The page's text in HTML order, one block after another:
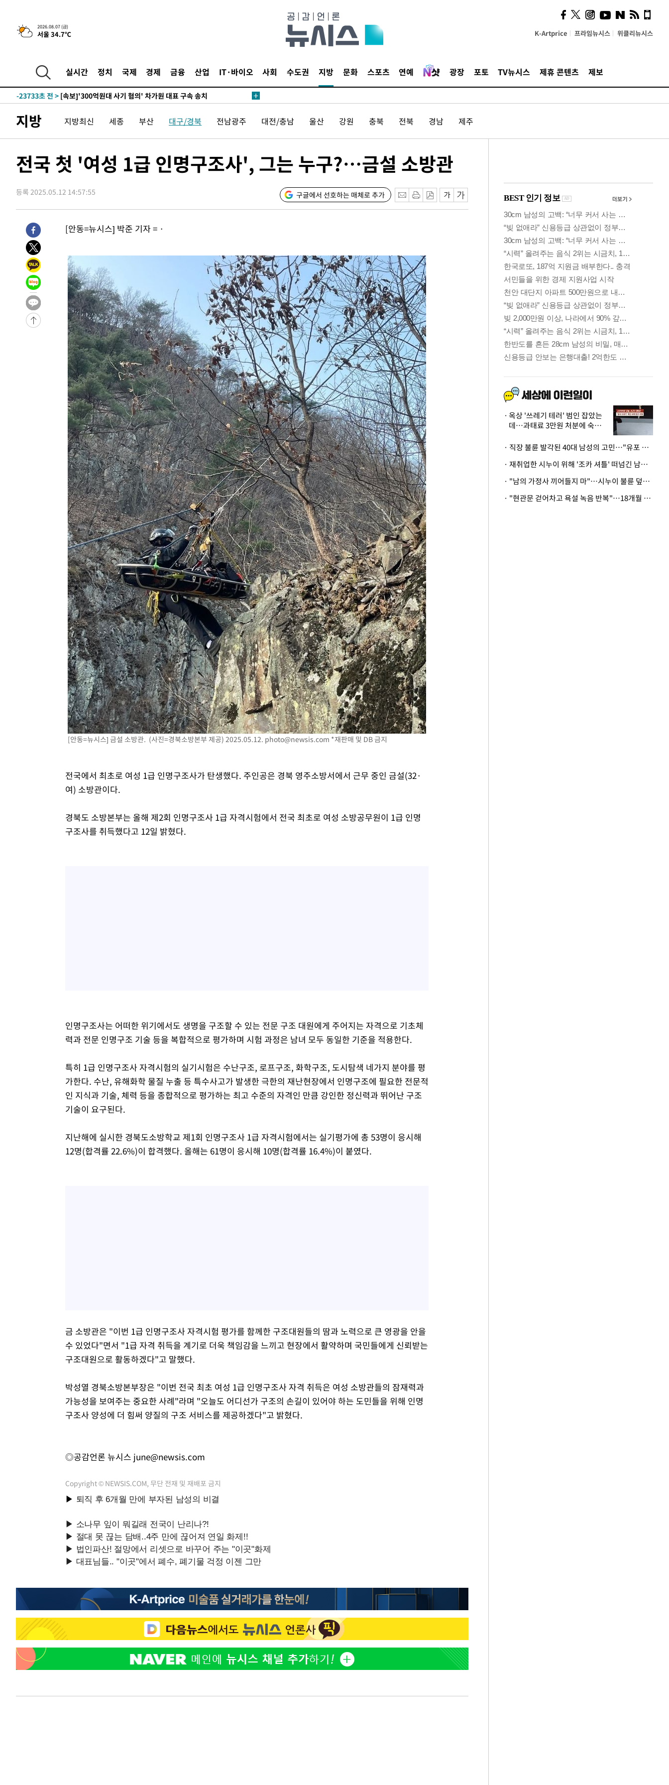
2026.08.07 (금)
서울 34.7℃ K-Artprice 프라임뉴시스 위클리뉴시스
실시간 정치 국제 경제 금융 산업 IT·바이오 사회 수도권 지방 문화 스포츠 연예 광장 포토 TV뉴시스 제휴 콘텐츠 제보
-6819초 전 >[속보] 뉴욕증시, 일제 하락 마감…나스닥 0.06%↓
-30857초 전 >[속보] 7월 중국 수출 23.9%↑ 수입 27.5%↑…무역총액
-27883초 전 >
[속보]종합특검, '관저이전 봐주기 감사' 유병호 구속기소
-24483초 전 >
-23733초 전 > [속보]'300억원대 사기 혐의' 차가원 대표 구속 송치
-21440초 전 >
[속보]경찰·노동부, HL만도 평택사업장 끼임 사망 관련 압수수색
-21321초 전 >[속보]합수본, '투표율 허위 입력' 중앙·서울·경기도 선관위 등 9곳
-20872초 전 >[속보]삼성전자·SK하이닉스 동반 강보합…1%대 상승 출발
-20826초 전 >[속보]코스피, 6300선 재탈환…1.09% 오른 6365.07 개장
-17991초 전 >시리아 다마스쿠스 교외에서 미니버스 폭발.. 14명 부상, 3명은 중
-17289초 전 >
-12253초 전 >
이란, 호르무즈서 "적국 목표물들"과 대치로 남부 케슘섬에서 두차
례 큰 폭발음
-10968초 전 >
발효
-9119초 전 >
[속보]트럼프, 美 원정출산 금지 행정명령 서명
-6819초 전 >
[속보] 뉴욕증시, 일제 하락 마감…나스닥 0.06%↓
-30857초 전 >
[속보] 7월 중국 수출 23.9%↑ 수입 27.5%↑…무역총액
25.3%↑
-28017초 전 >
[속보]'채상병 순직 책임' 임성근, 항소심도 징역 3년
-27883초 전 >
[속보]종합특검, '관저이전 봐주기 감사' 유병호 구속기소
민주 콩고 에볼라환자 4천명 돌파, 4053명 발생 1850명 사망
[속보]'300억원대 사기 혐의' 차가원 대표 구속 송치
"미 전국적 살모네라 식중독 원인은 멕시코산 할라피뇨"-- CDC
[속보]경찰·노동부, HL만도 평택사업장 끼임 사망 관련 압수수색
[속보]합수본, '투표율 허위 입력' 중앙·서울·경기도 선관위 등 9곳
[속보]원·달러 환율, 오전 9시 1423.8원
[속보]삼성전자·SK하이닉스 동반 강보합…1%대 상승 출발
[속보]코스닥, 5.95포인트(0.74%) 상승한 807.62개장
[속보]코스피, 6300선 재탈환…1.09% 오른 6365.07 개장
시리아 다마스쿠스 교외에서 미니버스 폭발.. 14명 부상, 3명은 중
입추에도 극한더위…서울 낮 39도 '폭염중대경보'
이란, 호르무즈서 "적국 목표물들"과 대치로 남부 케슘섬에서 두차
[속보]美, 폴리실리콘 수입 규제…파생제품 15% 관세, 120일 후
[속보]트럼프, 美 원정출산 금지 행정명령 서명
[속보] 뉴욕증시, 일제 하락 마감…나스닥 0.06%↓
지방 지방최신 세종 부산 대구/경북 전남광주 대전/충남 울산 강원 충북 전북 경남 제주
전국 첫 '여성 1급 인명구조사', 그는 누구?…금설 소방관
등록 2025.05.12 14:57:55 구글에서 선호하는 매체로 추가
[안동=뉴시스] 박준 기자 = ·
[안동=뉴시스] 금설 소방관. (사진=경북소방본부 제공) 2025.05.12. photo@newsis.com *재판매 및 DB 금지
전국에서 최초로 여성 1급 인명구조사가 탄생했다. 주인공은 경북 영주소방서에서 근무 중인 금설(32·
여) 소방관이다.
경북도 소방본부는 올해 제2회 인명구조사 1급 자격시험에서 전국 최초로 여성 소방공무원이 1급 인명
구조사를 취득했다고 12일 밝혔다.
인명구조사는 어떠한 위기에서도 생명을 구조할 수 있는 전문 구조 대원에게 주어지는 자격으로 기초체
력과 전문 인명구조 기술 등을 복합적으로 평가하며 시험 과정은 남녀 모두 동일한 기준을 적용한다.
특히 1급 인명구조사 자격시험의 실기시험은 수난구조, 로프구조, 화학구조, 도시탐색 네가지 분야를 평
가한다. 수난, 유해화학 물질 누출 등 특수사고가 발생한 극한의 재난현장에서 인명구조에 필요한 전문적
인 지식과 기술, 체력 등을 종합적으로 평가하는 최고 수준의 자격인 만큼 강인한 정신력과 뛰어난 구조
기술이 요구된다.
지난해에 실시한 경북도소방학교 제1회 인명구조사 1급 자격시험에서는 실기평가에 총 53명이 응시해
12명(합격률 22.6%)이 합격했다. 올해는 61명이 응시해 10명(합격률 16.4%)이 붙였다.
금 소방관은 "이번 1급 인명구조사 자격시험 평가를 함께한 구조대원들의 땀과 노력으로 큰 영광을 안을
수 있었다"면서 "1급 자격 취득을 계기로 더욱 책임감을 느끼고 현장에서 활약하며 국민들에게 신뢰받는
구조대원으로 활동하겠다"고 말했다.
박성열 경북소방본부장은 "이번 전국 최초 여성 1급 인명구조사 자격 취득은 여성 소방관들의 잠재력과
가능성을 보여주는 중요한 사례"라며 "오늘도 어디선가 구조의 손길이 있어야 하는 도민들을 위해 인명
구조사 양성에 더 힘써 양질의 구조 서비스를 제공하겠다"고 밝혔다.
◎공감언론 뉴시스 june@newsis.com
Copyright © NEWSIS.COM, 무단 전재 및 재배포 금지
시, 스마트폰 액세서리에
NFC 더했다
옥상 '쓰레기 테러' 범인 잡았는
데…과태료 3만원 처분에 숙박업
· 직장 불륜 발각된 40대 남성의 고민…"유포 동료 명예훼손·협박죄 고소 가능할까"
· 재취업한 시누이 위해 '조카 셔틀' 떠넘긴 남편…아내 "난 못한다"
· "남의 가정사 끼어들지 마"…시누이 불륜 덮으려는 남편에 억울한 아내
· "현관문 걷어차고 욕설 녹음 반복"…18개월 아기 키우는 집 뒤흔든 '앞집의 비극'